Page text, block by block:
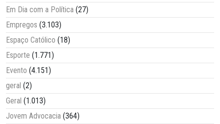
Em Dia com a Política (27)
Empregos (3.103)
Espaço Católico (18)
Esporte (1.771)
Evento (4.151)
geral (2)
Geral (1.013)
Jovem Advocacia (364)